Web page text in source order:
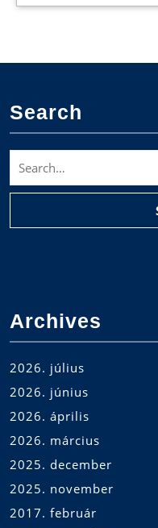
Search
for:
Archives
2026. július
2026. június
2026. április
2026. március
2025. december
2025. november
2017. február